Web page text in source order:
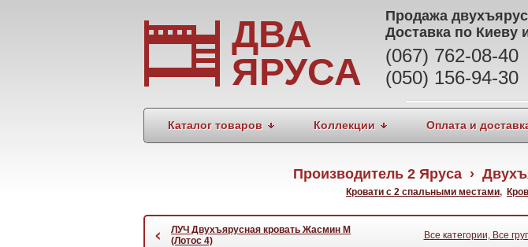
ДВА
ЯРУСА
Продажа
Доставка по Киеву
(067) 762-08-
(050) 156-94-30
Каталог товаров Коллекции Оплата и
Производитель 2 Яруса ›
Кровати с 2 спальными местами,
‹
ЛУЧ Двухъярусная кровать Жасмин М
(Лотос 4)
Все категории, Все